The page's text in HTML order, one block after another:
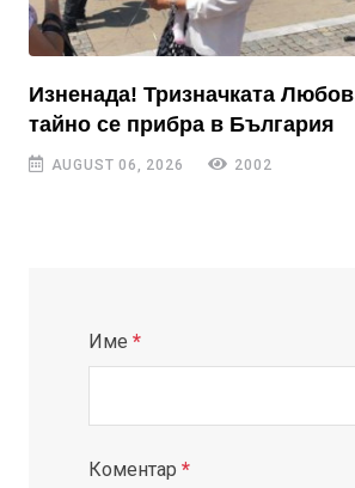
Изненада! Тризначката Любов
тайно се прибра в България
AUGUST 06, 2026 2002
Име *
Коментар *